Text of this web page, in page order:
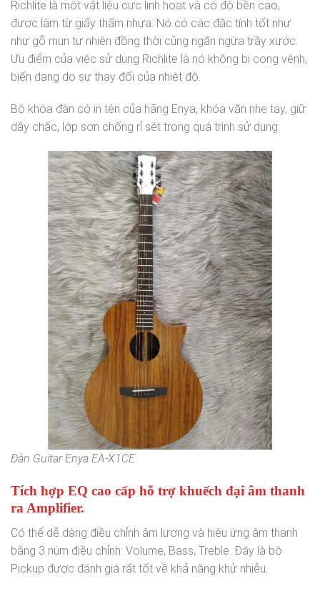
Richlite là một vật liệu cực linh hoạt và có độ bền cao,
được làm từ giấy thấm nhựa. Nó có các đặc tính tốt như
như gỗ mun tự nhiên đồng thời cũng ngăn ngừa trầy xước.
Ưu điểm của việc sử dụng Richlite là nó không bị cong vênh,
biến dạng do sự thay đổi của nhiệt độ.
Bộ khóa đàn có in tên của hãng Enya, khóa vặn nhẹ tay, giữ
dây chắc, lớp sơn chống rỉ sét trong quá trình sử dụng.
Đàn Guitar Enya EA-X1CE
Tích hợp EQ cao cấp hỗ trợ khuếch đại âm thanh
ra Amplifier.
Có thể dễ dàng điều chỉnh âm lượng và hiệu ứng âm thanh
bằng 3 núm điều chỉnh: Volume, Bass, Treble. Đây là bộ
Pickup được đánh giá rất tốt về khả năng khử nhiễu.